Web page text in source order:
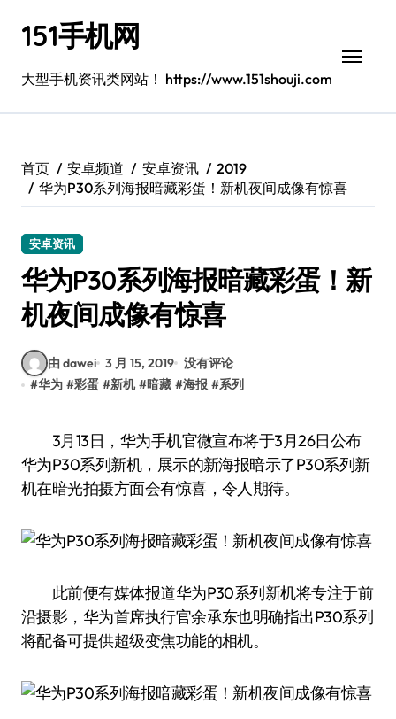
151手机网
大型手机资讯类网站！ https://www.151shouji.com
首页 安卓频道 安卓资讯
2019
华为P30系列海报暗藏彩蛋！新机夜间成像有惊喜
安卓资讯
华为P30系列海报暗藏彩蛋！新
机夜间成像有惊喜
由 dawei 3 月 15, 2019 没有评论
#华为 #彩蛋 #新机 #暗藏 #海报 #系列
3月13日，华为手机官微宣布将于3月26日公布
华为P30系列新机，展示的新海报暗示了P30系列新
机在暗光拍摄方面会有惊喜，令人期待。
此前便有媒体报道华为P30系列新机将专注于前
沿摄影，华为首席执行官余承东也明确指出P30系列
将配备可提供超级变焦功能的相机。